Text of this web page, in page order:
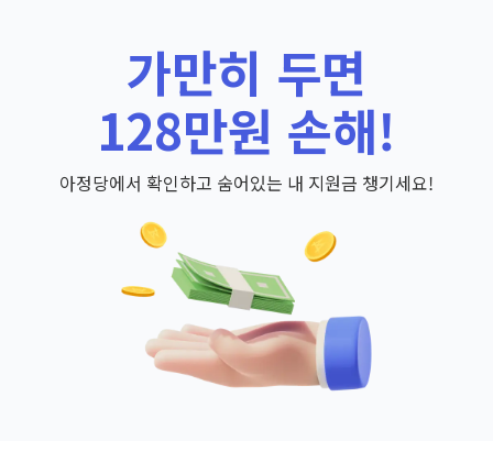
가만히 두면
128만원 손해!
아정당에서 확인하고 숨어있는 내 지원금 챙기세요!